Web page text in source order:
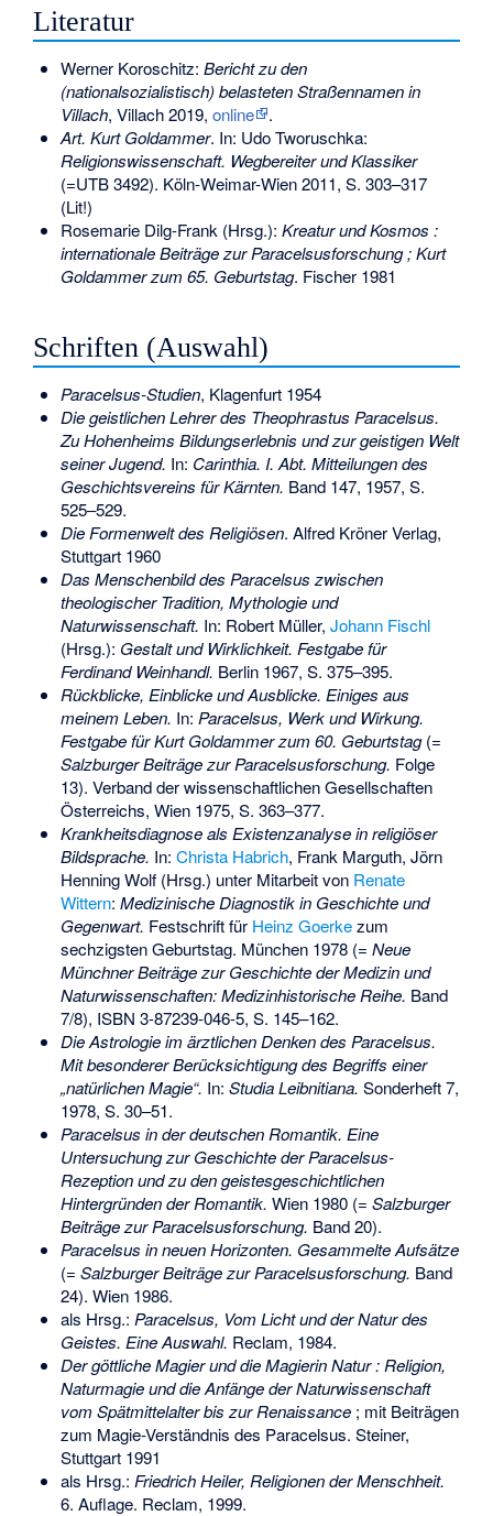
Literatur
Werner Koroschitz: Bericht zu den
(nationalsozialistisch) belasteten Straßennamen in
Villach, Villach 2019, online
.
Art. Kurt Goldammer. In: Udo Tworuschka:
Religionswissenschaft. Wegbereiter und Klassiker
(=UTB 3492). Köln-Weimar-Wien 2011, S. 303–317
(Lit!)
Rosemarie Dilg-Frank (Hrsg.): Kreatur und Kosmos :
internationale Beiträge zur Paracelsusforschung ; Kurt
Goldammer zum 65. Geburtstag. Fischer 1981
Schriften (Auswahl)
Paracelsus-Studien, Klagenfurt 1954
Die geistlichen Lehrer des Theophrastus Paracelsus.
Zu Hohenheims Bildungserlebnis und zur geistigen Welt
seiner Jugend. In: Carinthia. I. Abt. Mitteilungen des
Geschichtsvereins für Kärnten. Band 147, 1957, S.
525–529.
Die Formenwelt des Religiösen. Alfred Kröner Verlag,
Stuttgart 1960
Das Menschenbild des Paracelsus zwischen
theologischer Tradition, Mythologie und
Naturwissenschaft. In: Robert Müller, Johann Fischl
(Hrsg.): Gestalt und Wirklichkeit. Festgabe für
Ferdinand Weinhandl. Berlin 1967, S. 375–395.
Rückblicke, Einblicke und Ausblicke. Einiges aus
meinem Leben. In: Paracelsus, Werk und Wirkung.
Festgabe für Kurt Goldammer zum 60. Geburtstag(=
Salzburger Beiträge zur Paracelsusforschung. Folge
13). Verband der wissenschaftlichen Gesellschaften
Österreichs, Wien 1975, S. 363–377.
Krankheitsdiagnose als Existenzanalyse in religiöser
Bildsprache. In: Christa Habrich, Frank Marguth, Jörn
Henning Wolf (Hrsg.) unter Mitarbeit von Renate
Wittern: Medizinische Diagnostik in Geschichte und
Gegenwart. Festschrift für Heinz Goerkezum
sechzigsten Geburtstag. München 1978 (= Neue
Münchner Beiträge zur Geschichte der Medizin und
Naturwissenschaften: Medizinhistorische Reihe. Band
7/8), ISBN 3-87239-046-5, S. 145–162.
Die Astrologie im ärztlichen Denken des Paracelsus.
Mit besonderer Berücksichtigung des Begriffs einer
„natürlichen Magie“. In: Studia Leibnitiana. Sonderheft 7,
1978, S. 30–51.
Paracelsus in der deutschen Romantik. Eine
Untersuchung zur Geschichte der Paracelsus-
Rezeption und zu den geistesgeschichtlichen
Hintergründen der Romantik. Wien 1980 (= Salzburger
Beiträge zur Paracelsusforschung. Band 20).
Paracelsus in neuen Horizonten. Gesammelte Aufsätze
(= Salzburger Beiträge zur Paracelsusforschung. Band
24). Wien 1986.
als Hrsg.: Paracelsus, Vom Licht und der Natur des
Geistes. Eine Auswahl. Reclam, 1984.
Der göttliche Magier und die Magierin Natur : Religion,
Naturmagie und die Anfänge der Naturwissenschaft
vom Spätmittelalter bis zur Renaissance ; mit Beiträgen
zum Magie-Verständnis des Paracelsus. Steiner,
Stuttgart 1991
als Hrsg.: Friedrich Heiler, Religionen der Menschheit.
6. Auflage. Reclam, 1999.